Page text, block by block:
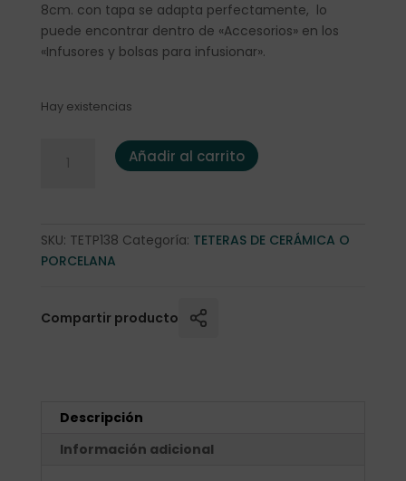
8cm. con tapa se adapta perfectamente, lo
puede encontrar dentro de «Accesorios» en los
«Infusores y bolsas para infusionar».
Hay existencias
Tetera "Blanca" 1,2l. porcelana blanca c/asa madera
Añadir al carrito
SKU: TETP138 Categoría: TETERAS DE CERÁMICA O
PORCELANA
Compartir producto
Descripción
Información adicional